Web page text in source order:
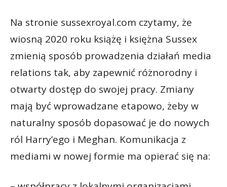
Na stronie sussexroyal.com czytamy, że
wiosną 2020 roku książę i księżna Sussex
zmienią sposób prowadzenia działań media
relations tak, aby zapewnić różnorodny i
otwarty dostęp do swojej pracy. Zmiany
mają być wprowadzane etapowo, żeby w
naturalny sposób dopasować je do nowych
ról Harry’ego i Meghan. Komunikacja z
mediami w nowej formie ma opierać się na: